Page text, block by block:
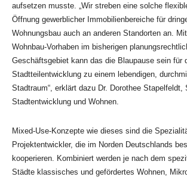
aufsetzen musste. „Wir streben eine solche
Öffnung gewerblicher Immobilienbereiche für
Wohnungsbau auch an anderen Standorten an.
Wohnbau-Vorhaben im bisherigen
Geschäftsgebiet kann das die Blaupause sein für
Stadtteilentwicklung zu einem lebendigen,
Stadtraum“, erklärt dazu Dr. Dorothee Stapelfeldt,
Stadtentwicklung und Wohnen.
Mixed-Use-Konzepte wie dieses sind die
Projektentwickler, die im Norden Deutschlands
kooperieren. Kombiniert werden je nach dem
Städte klassisches und gefördertes Wohnen,